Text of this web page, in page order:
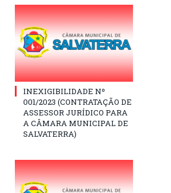
INEXIGIBILIDADE Nº
001/2023 (CONTRATAÇÃO DE
ASSESSOR JURÍDICO PARA
A CÂMARA MUNICIPAL DE
SALVATERRA)